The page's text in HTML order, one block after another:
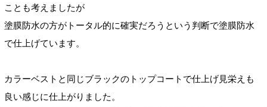
ことも考えましたが
塗膜防水の方がトータル的に確実だろうという判断で塗膜防水
で仕上げています。
カラーベストと同じブラックのトップコートで仕上げ見栄えも
良い感じに仕上がりました。